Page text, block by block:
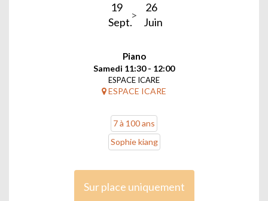
19
Sept.
26
Juin
Piano
Samedi 11:30 - 12:00
ESPACE ICARE
ESPACE ICARE
7 à 100 ans
Sophie kiang
Sur place uniquement